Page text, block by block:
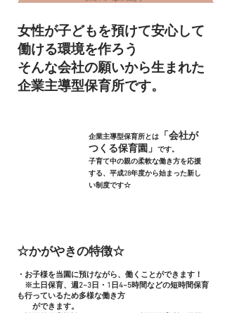
女性が子どもを預けて安心して
働ける環境を作ろう
そんな会社の願いから生まれた
企業主導型保育所です。
企業主導型保育所とは​
「会社が
つくる保育園」 です。
子育て中の親の柔軟な働き方を応援
する、 平成28年度から始まった新し
い制度です☆
☆かがやきの特徴☆
・お子様を当園に預けながら、働くことができます！
※土日保育、週2~3日・1日4~5時間などの短時間保育
も行っているため多様な働き方
ができます。